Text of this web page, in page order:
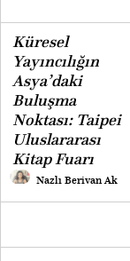
Küresel
Yayıncılığın
Asya’daki
Buluşma
Noktası: Taipei
Uluslararası
Kitap Fuarı
Nazlı Berivan Ak